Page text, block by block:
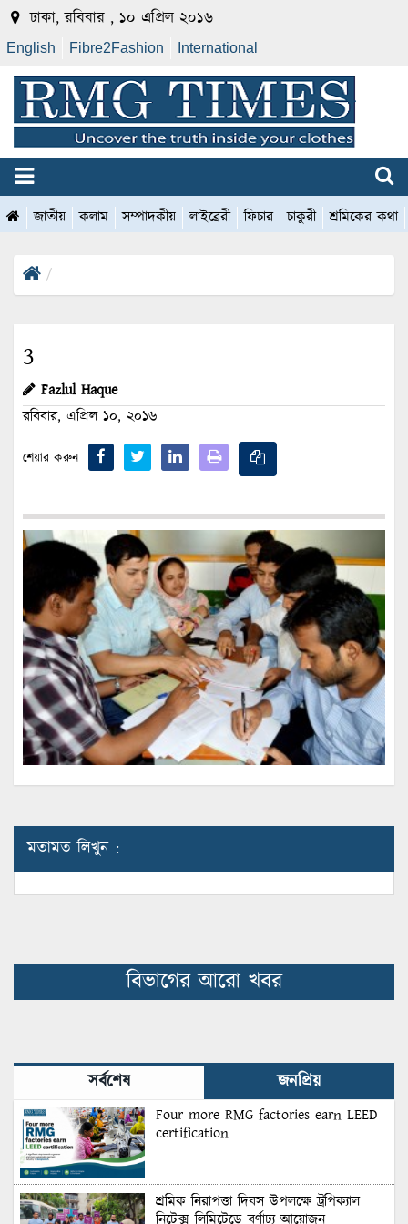
ঢাকা, রবিবার , ১০ এপ্রিল ২০১৬
English Fibre2Fashion International
জাতীয় কলাম সম্পাদকীয় লাইব্রেরী ফিচার চাকুরী শ্রমিকের কথা
3
Fazlul Haque
রবিবার, এপ্রিল ১০, ২০১৬
শেয়ার করুন
মতামত লিখুন :
বিভাগের আরো খবর
সর্বশেষ জনপ্রিয়
Four more RMG factories earn LEED
certification
শ্রমিক নিরাপত্তা দিবস উপলক্ষে ট্রপিক্যাল
নিটেক্স লিমিটেডে বর্ণাঢ্য আয়োজন